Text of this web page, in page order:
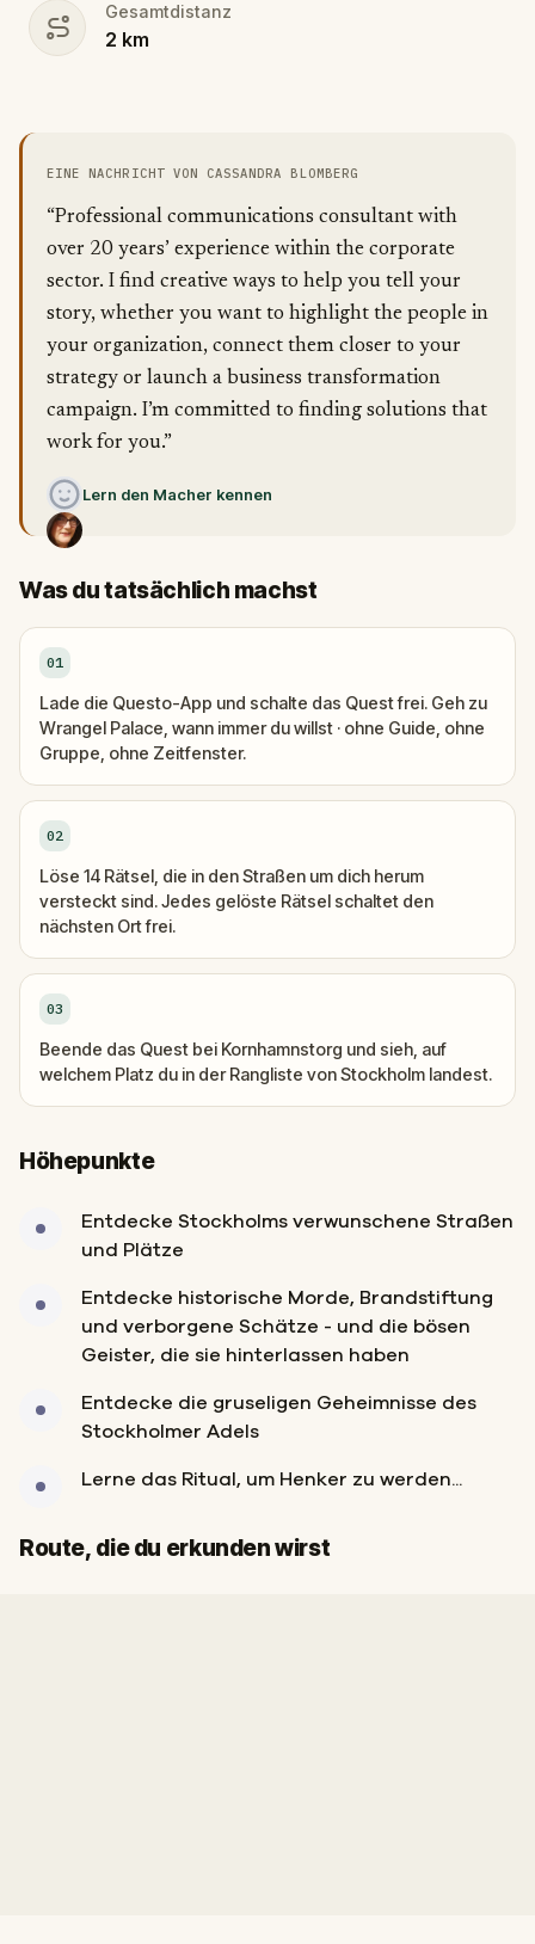
Gesamtdistanz
2 km
EINE NACHRICHT VON CASSANDRA BLOMBERG
“Professional communications consultant with
over 20 years’ experience within the corporate
sector. I find creative ways to help you tell your
story, whether you want to highlight the people in
your organization, connect them closer to your
strategy or launch a business transformation
campaign. I’m committed to finding solutions that
work for you.”
Lern den Macher kennen
Was du tatsächlich machst
01
Lade die Questo-App und schalte das Quest frei. Geh zu
Wrangel Palace, wann immer du willst · ohne Guide, ohne
Gruppe, ohne Zeitfenster.
02
Löse 14 Rätsel, die in den Straßen um dich herum
versteckt sind. Jedes gelöste Rätsel schaltet den
nächsten Ort frei.
03
Beende das Quest bei Kornhamnstorg und sieh, auf
welchem Platz du in der Rangliste von Stockholm landest.
Höhepunkte
Entdecke Stockholms verwunschene Straßen
und Plätze
Entdecke historische Morde, Brandstiftung
und verborgene Schätze - und die bösen
Geister, die sie hinterlassen haben
Entdecke die gruseligen Geheimnisse des
Stockholmer Adels
Lerne das Ritual, um Henker zu werden...
Route, die du erkunden wirst
Start
Ziel